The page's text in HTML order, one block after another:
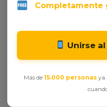
Ver oferta en Amazon
Miquelrius – Calendario
Organizador anual A3:
espacio para anotar,
Completamente
Unirse
Más de 15.000 personas ya